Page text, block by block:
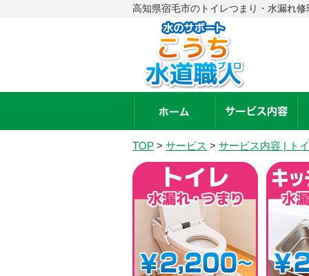
高知県宿毛市のトイレつまり・水漏れ
TOP > サービス > サービス内容 | ト